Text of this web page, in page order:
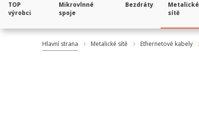
TOP
výrobci
Mikrovlnné
spoje
Bezdráty
Metalické
sítě
Hlavní strana Metalické sítě Ethernetové kabely